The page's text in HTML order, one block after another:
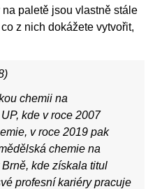
paletě jsou vlastně stále
z nich dokážete vytvořit,
chemii na
kde v roce 2007
v roce 2019 pak
chemie na
kde získala titul
profesní kariéry pracuje